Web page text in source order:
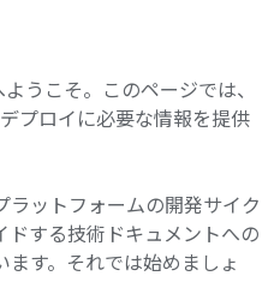
うこそ。このページでは、
プロイに必要な情報を提供
ラットフォームの開発サイク
ドする技術ドキュメントへの
す。それでは始めましょ